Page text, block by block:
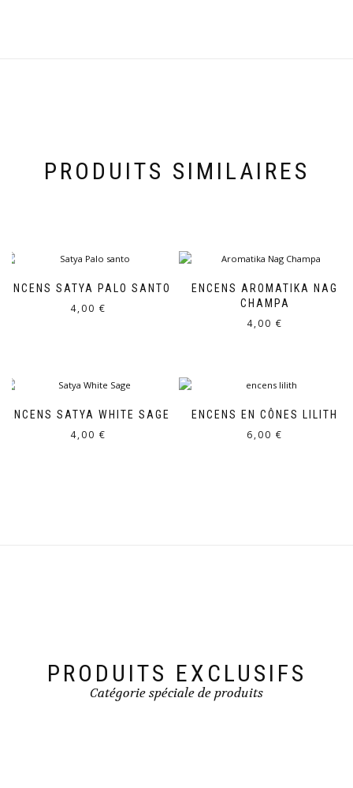
PRODUITS SIMILAIRES
ENCENS SATYA PALO SANTO
4,00 €
ENCENS AROMATIKA NAG
CHAMPA
4,00 €
ENCENS SATYA WHITE SAGE
4,00 €
ENCENS EN CÔNES LILITH
6,00 €
PRODUITS EXCLUSIFS
Catégorie spéciale de produits